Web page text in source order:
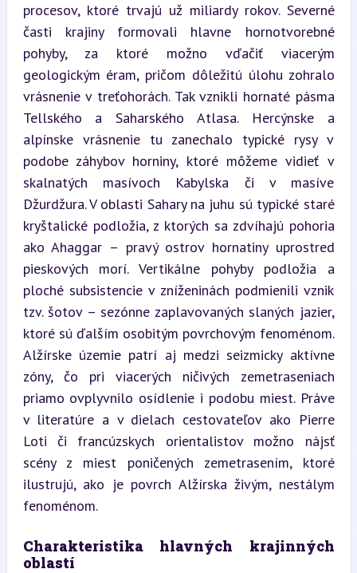
procesov, ktoré trvajú už miliardy rokov. Severné
časti krajiny formovali hlavne hornotvorebné
pohyby, za ktoré možno vďačiť viacerým
geologickým éram, pričom dôležitú úlohu zohralo
vrásnenie v treťohorách. Tak vznikli hornaté pásma
Tellského a Saharského Atlasa. Hercýnske a
alpínske vrásnenie tu zanechalo typické rysy v
podobe záhybov horniny, ktoré môžeme vidieť v
skalnatých masívoch Kabylska či v masíve
Džurdžura. V oblasti Sahary na juhu sú typické staré
kryštalické podložia, z ktorých sa zdvíhajú pohoria
ako Ahaggar – pravý ostrov hornatiny uprostred
pieskových morí. Vertikálne pohyby podložia a
ploché subsistencie v zníženinách podmienili vznik
tzv. šotov – sezónne zaplavovaných slaných jazier,
ktoré sú ďalším osobitým povrchovým fenoménom.
Alžírske územie patrí aj medzi seizmicky aktívne
zóny, čo pri viacerých ničivých zemetraseniach
priamo ovplyvnilo osídlenie i podobu miest. Práve
v literatúre a v dielach cestovateľov ako Pierre
Loti či francúzskych orientalistov možno nájsť
scény z miest poničených zemetrasením, ktoré
ilustrujú, ako je povrch Alžírska živým, nestálym
fenoménom.
Charakteristika hlavných krajinných
oblastí